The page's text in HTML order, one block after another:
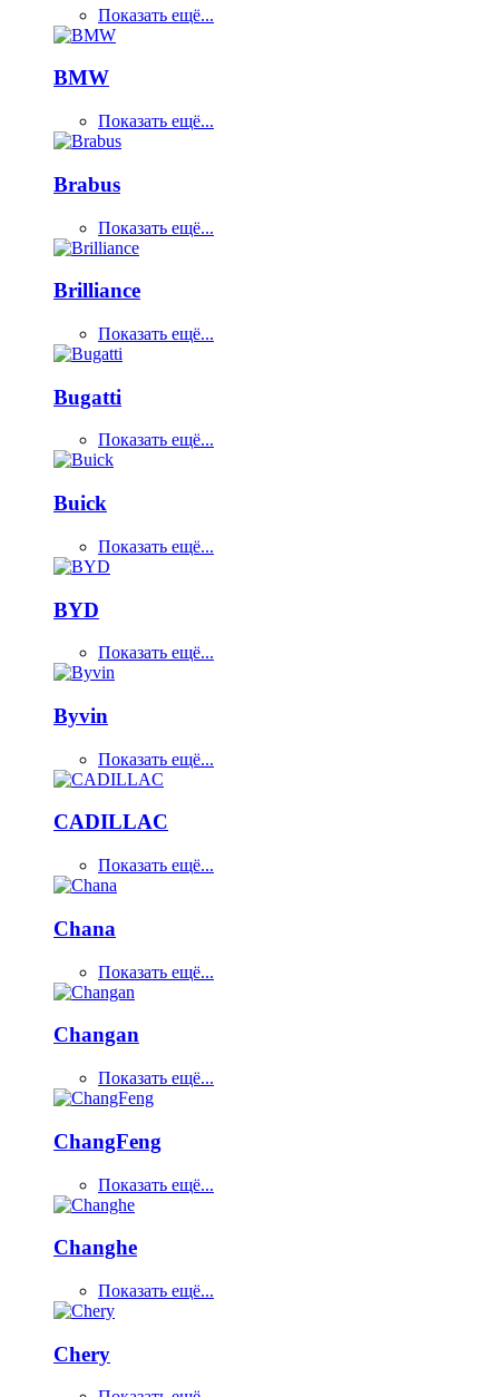
Показать ещё...
BMW
Показать ещё...
Brabus
Показать ещё...
Brilliance
Показать ещё...
Bugatti
Показать ещё...
Buick
Показать ещё...
BYD
Показать ещё...
Byvin
Показать ещё...
CADILLAC
Показать ещё...
Chana
Показать ещё...
Changan
Показать ещё...
ChangFeng
Показать ещё...
Changhe
Показать ещё...
Chery